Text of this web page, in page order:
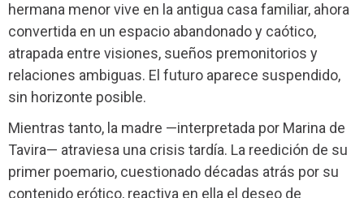
hermana menor vive en la antigua casa familiar, ahora
convertida en un espacio abandonado y caótico,
atrapada entre visiones, sueños premonitorios y
relaciones ambiguas. El futuro aparece suspendido,
sin horizonte posible.
Mientras tanto, la madre —interpretada por Marina de
Tavira— atraviesa una crisis tardía. La reedición de su
primer poemario, cuestionado décadas atrás por su
contenido erótico, reactiva en ella el deseo de